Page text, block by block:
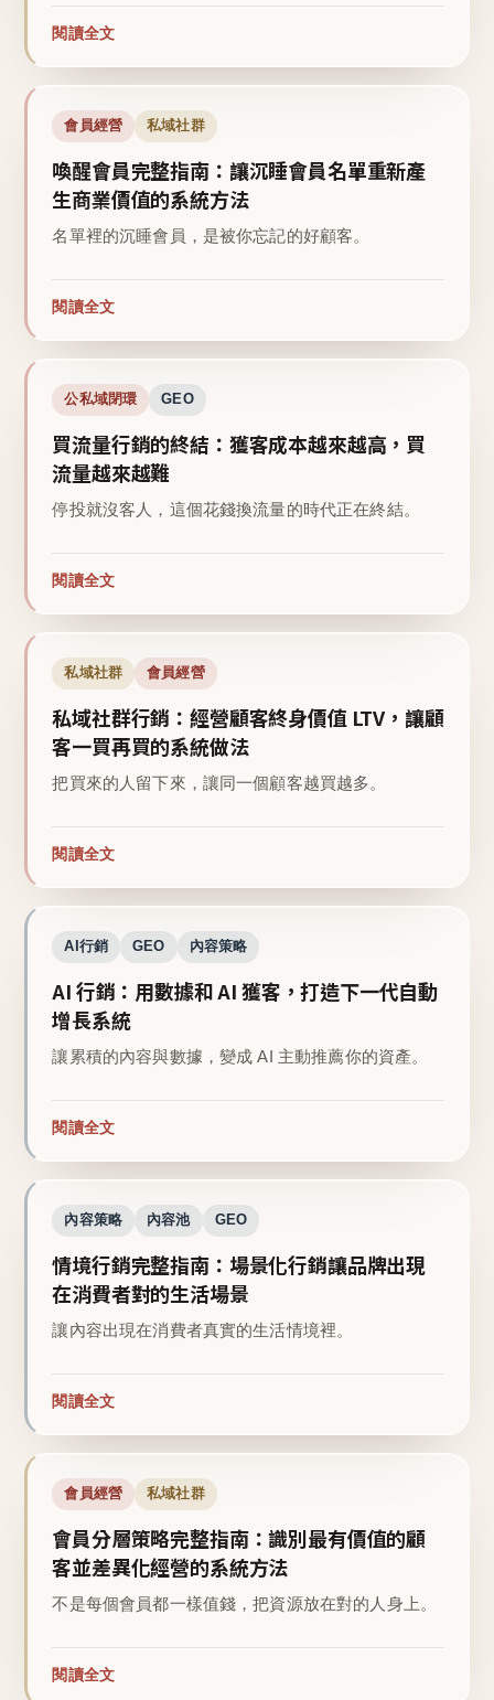
閱讀全文
會員經營 私域社群
喚醒會員完整指南：讓沉睡會員名單重新產
生商業價值的系統方法
名單裡的沉睡會員，是被你忘記的好顧客。
閱讀全文
公私域閉環 GEO
買流量行銷的終結：獲客成本越來越高，買
流量越來越難
停投就沒客人，這個花錢換流量的時代正在終結。
閱讀全文
私域社群 會員經營
私域社群行銷：經營顧客終身價值 LTV，讓顧
客一買再買的系統做法
把買來的人留下來，讓同一個顧客越買越多。
閱讀全文
AI行銷 GEO 內容策略
AI 行銷：用數據和 AI 獲客，打造下一代自動
增長系統
讓累積的內容與數據，變成 AI 主動推薦你的資產。
閱讀全文
內容策略 內容池 GEO
情境行銷完整指南：場景化行銷讓品牌出現
在消費者對的生活場景
讓內容出現在消費者真實的生活情境裡。
閱讀全文
會員經營 私域社群
會員分層策略完整指南：識別最有價值的顧
客並差異化經營的系統方法
不是每個會員都一樣值錢，把資源放在對的人身上。
閱讀全文